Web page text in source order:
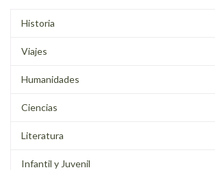
Historia
Viajes
Humanidades
Ciencias
Literatura
Infantil y Juvenil